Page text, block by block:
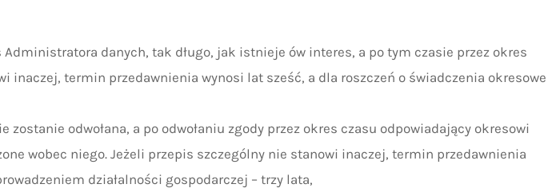
danych, tak długo, jak istnieje ów interes, a po tym czasie przez okres
termin przedawnienia wynosi lat sześć, a dla roszczeń o świadczenia okresowe
odwołana, a po odwołaniu zgody przez okres czasu odpowiadający okresowi
wobec niego. Jeżeli przepis szczególny nie stanowi inaczej, termin przedawnienia
działalności gospodarczej – trzy lata,